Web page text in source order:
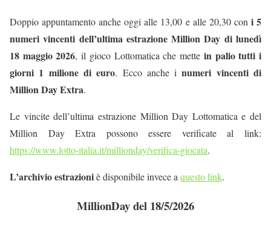
Doppio appuntamento anche oggi alle 13,00 e alle 20,30 con i 5
numeri vincenti dell’ultima estrazione Million Day di lunedì
18 maggio 2026, il gioco Lottomatica che mette in palio tutti i
giorni 1 milione di euro. Ecco anche inumeri vincenti di
Million Day Extra.
Le vincite dell’ultima estrazione Million Day Lottomatica e del
Million Day Extra possono essere verificate al link:
https://www.lotto-italia.it/millionday/verifica-giocata.
L’archivio estrazioniè disponibile invece a questo link.
MillionDay del 18/5/2026